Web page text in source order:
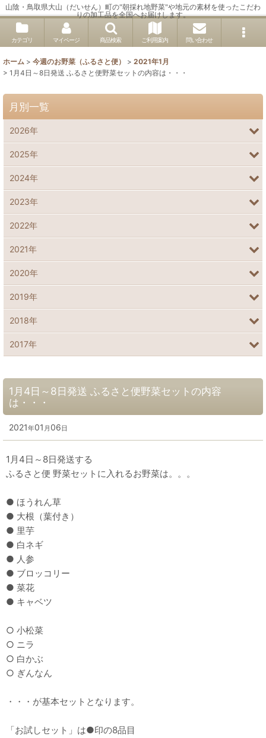
山陰・鳥取県大山（だいせん）町の"朝採れ地野菜"や地元の素材を使ったこだわ
りの加工品を全国へお届けします。
カテゴリ マイページ 商品検索 ご利用案内 問い合わせ
ホーム > 今週のお野菜（ふるさと便） > 2021年1月
> 1月4日～8日発送 ふるさと便野菜セットの内容は・・・
1月4日～8日発送 ふるさと便野菜セットの内容
は・・・
2021年01 月 06日
1月4日～8日発送する
ふるさと便 野菜セットに入れるお野菜は。。。
● ほうれん草
● 大根（葉付き）
● 里芋
● 白ネギ
● 人参
● ブロッコリー
● 菜花
● キャベツ
○ 小松菜
○ ニラ
○ 白かぶ
○ ぎんなん
・・・が基本セットとなります。
「お試しセット」は●印の8品目
月別一覧
2026年
2025年
2024年
2023年
2022年
2021年
2020年
2019年
2018年
2017年